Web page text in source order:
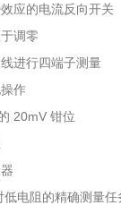
应的电流反向开关
调零
进行四端子测量
作
20mV 钳位
低电阻的精确测量